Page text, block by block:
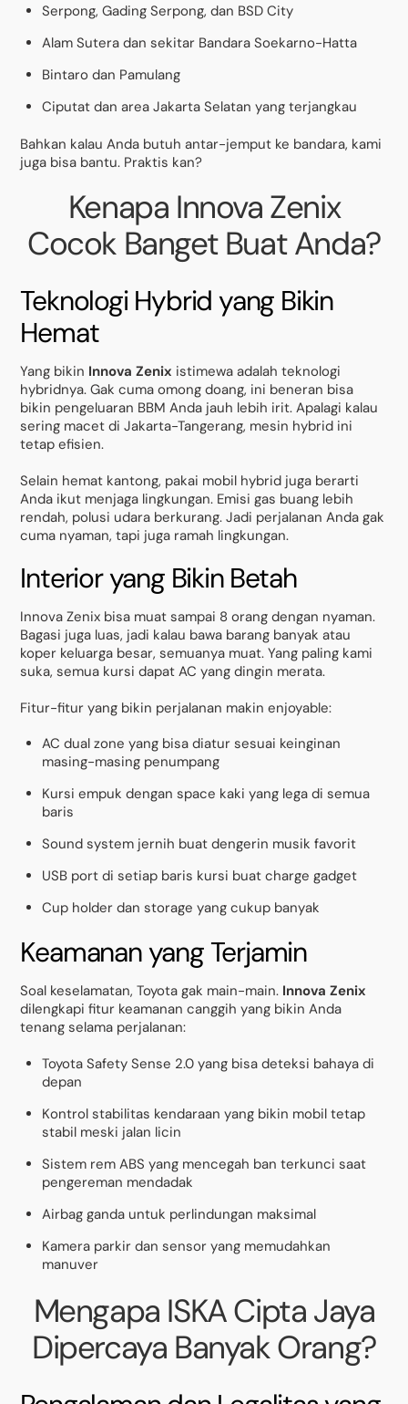
Serpong, Gading Serpong, dan BSD City
Alam Sutera dan sekitar Bandara Soekarno-Hatta
Bintaro dan Pamulang
Ciputat dan area Jakarta Selatan yang terjangkau
Bahkan kalau Anda butuh antar-jemput ke bandara, kami
juga bisa bantu. Praktis kan?
Kenapa Innova Zenix
Cocok Banget Buat Anda?
Teknologi Hybrid yang Bikin
Hemat
Yang bikin Innova Zenix istimewa adalah teknologi
hybridnya. Gak cuma omong doang, ini beneran bisa
bikin pengeluaran BBM Anda jauh lebih irit. Apalagi kalau
sering macet di Jakarta-Tangerang, mesin hybrid ini
tetap efisien.
Selain hemat kantong, pakai mobil hybrid juga berarti
Anda ikut menjaga lingkungan. Emisi gas buang lebih
rendah, polusi udara berkurang. Jadi perjalanan Anda gak
cuma nyaman, tapi juga ramah lingkungan.
Interior yang Bikin Betah
Innova Zenix bisa muat sampai 8 orang dengan nyaman.
Bagasi juga luas, jadi kalau bawa barang banyak atau
koper keluarga besar, semuanya muat. Yang paling kami
suka, semua kursi dapat AC yang dingin merata.
Fitur-fitur yang bikin perjalanan makin enjoyable:
AC dual zone yang bisa diatur sesuai keinginan
masing-masing penumpang
Kursi empuk dengan space kaki yang lega di semua
baris
Sound system jernih buat dengerin musik favorit
USB port di setiap baris kursi buat charge gadget
Cup holder dan storage yang cukup banyak
Keamanan yang Terjamin
Soal keselamatan, Toyota gak main-main. Innova Zenix
dilengkapi fitur keamanan canggih yang bikin Anda
tenang selama perjalanan:
Toyota Safety Sense 2.0 yang bisa deteksi bahaya di
depan
Kontrol stabilitas kendaraan yang bikin mobil tetap
stabil meski jalan licin
Sistem rem ABS yang mencegah ban terkunci saat
pengereman mendadak
Airbag ganda untuk perlindungan maksimal
Kamera parkir dan sensor yang memudahkan
manuver
Mengapa ISKA Cipta Jaya
Dipercaya Banyak Orang?